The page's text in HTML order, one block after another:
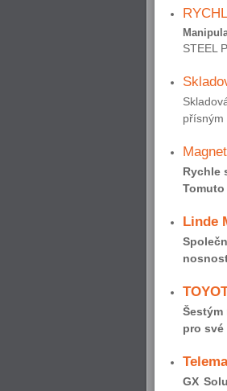
STEEL
přísným
Rychle
Linde
Šestým
pro své
GX